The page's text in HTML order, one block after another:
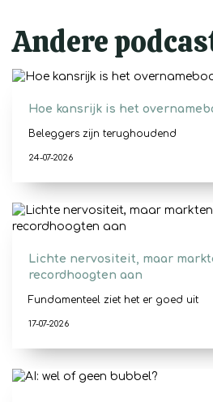
Andere
Hoe kansrijk is het
Beleggers zijn terughoudend
24-07-2026
Lichte nervositeit, maar
recordhoogten aan
Fundamenteel ziet het er goed uit
17-07-2026